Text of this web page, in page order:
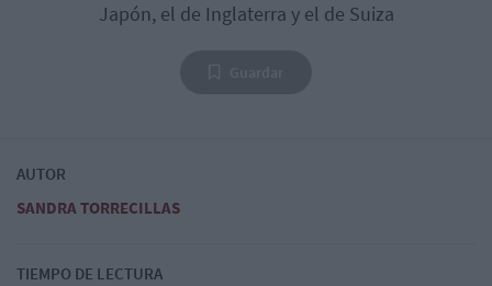
Japón, el de Inglaterra y el de Suiza
AUTOR
SANDRA TORRECILLAS
TIEMPO DE LECTURA